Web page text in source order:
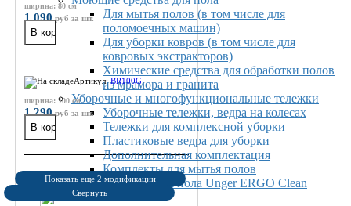
Для мытья полов (в том числе для
поломоечных машин)
Для уборки ковров (в том числе для
ковровых экстракторов)
Химические средства для обработки полов
из мрамора и гранита
Уборочные и многофункциональные тележки
Уборочные тележки, ведра на колесах
Тележки для комплексной уборки
Пластиковые ведра для уборки
Дополнительная комплектация
Комплекты для мытья полов
Система для мытья пола Unger ERGO Clean
ширина: 80 см
1 090руб за шт.
Артикул:BR100G
ширина: 100 см
1 290руб за шт.
Показать еще 2 модификации
Свернуть